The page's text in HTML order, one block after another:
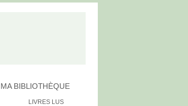
MA BIBLIOTHÈQUE
LIVRES LUS